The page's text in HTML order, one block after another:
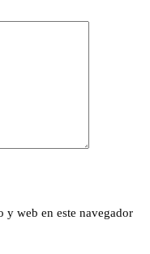
y web en este navegador